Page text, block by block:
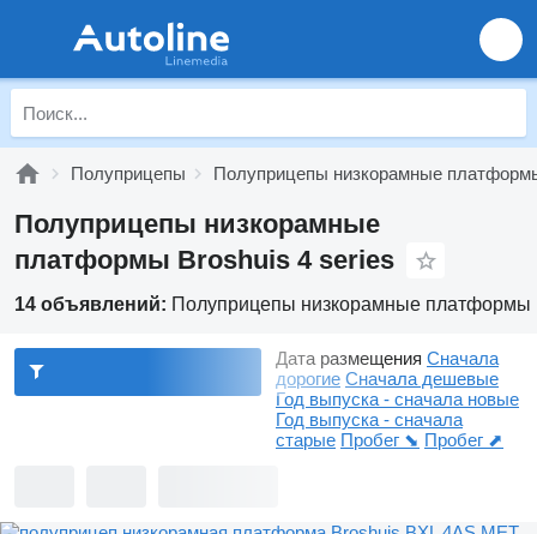
Полуприцепы Полуприцепы низкорамные
Полуприцепы низкорамные
платформы Broshuis 4 series
14 объявлений: Полуприцепы низкорамные платформы
Дата размещения Сначала
дорогие Сначала дешевые
Год выпуска - сначала новые
Год выпуска - сначала
старые Пробег ⬊ Пробег ⬈